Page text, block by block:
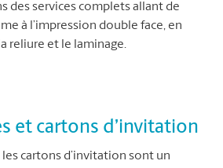
des services complets allant de
à l’impression double face, en
reliure et le laminage.
et cartons d’invitation
cartons d’invitation sont un